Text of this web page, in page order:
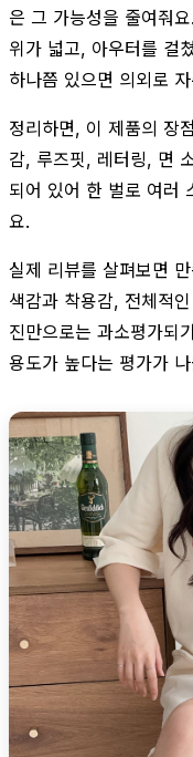
은 그 가능성을 줄여줘
위가 넓고, 아우터를 걸
하나쯤 있으면 의외로
정리하면, 이 제품의 장
감, 루즈핏, 레터링, 면
되어 있어 한 벌로 여러
요.
실제 리뷰를 살펴보면
색감과 착용감, 전체적
진만으로는 과소평가되
용도가 높다는 평가가